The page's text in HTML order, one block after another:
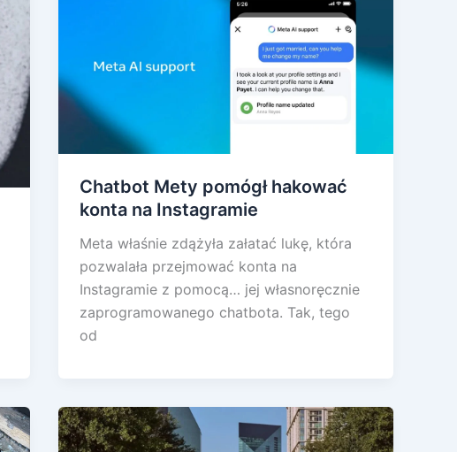
Chatbot Mety pomógł hakować
konta na Instagramie
Meta właśnie zdążyła załatać lukę, która
pozwalała przejmować konta na
Instagramie z pomocą… jej własnoręcznie
zaprogramowanego chatbota. Tak, tego
od